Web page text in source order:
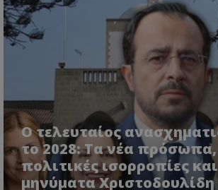
Ο τελευταίος
το 2028: Τα νέα πρόσωπα,
πολιτικές ισορροπίες
μηνύματα Χριστοδουλίδη